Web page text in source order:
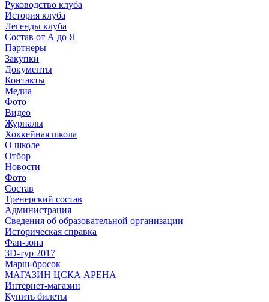
Руководство клуба
История клуба
Легенды клуба
Состав от А до Я
Партнеры
Закупки
Документы
Контакты
Медиа
Фото
Видео
Журналы
Хоккейная школа
О школе
Отбор
Новости
Фото
Состав
Тренерский состав
Администрация
Сведения об образовательной организации
Историческая справка
Фан-зона
3D-тур 2017
Марш-бросок
МАГАЗИН ЦСКА АРЕНА
Интернет-магазин
Купить билеты